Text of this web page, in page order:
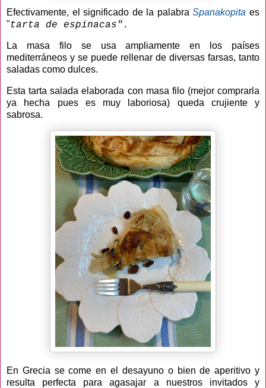
Efectivamente, el significado de la palabraSpanakopita es
"tarta de espinacas".
La masa filo se usa ampliamente en los países
mediterráneos y se puede rellenar de diversas farsas, tanto
saladas como dulces.
Esta tarta salada elaborada con masa filo (mejor comprarla
ya hecha pues es muy laboriosa) queda crujiente y
sabrosa.
En Grecia se come en el desayuno o bien de aperitivo y
resulta perfecta para agasajar a nuestros invitados y